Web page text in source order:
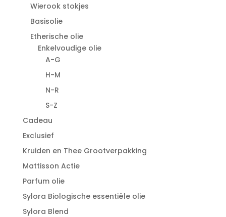
Wierook stokjes
Basisolie
Etherische olie
Enkelvoudige olie
A-G
H-M
N-R
S-Z
Cadeau
Exclusief
Kruiden en Thee Grootverpakking
Mattisson Actie
Parfum olie
Sylora Biologische essentiële olie
Sylora Blend